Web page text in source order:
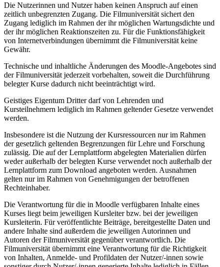
Die Nutzerinnen und Nutzer haben keinen Anspruch auf einen
zeitlich unbegrenzten Zugang. Die Filmuniversität sichert den
Zugang lediglich im Rahmen der ihr möglichen Wartungsdichte und
der ihr möglichen Reaktionszeiten zu. Für die Funktionsfähigkeit
von Internetverbindungen übernimmt die Filmuniversität keine
Gewähr.
Technische und inhaltliche Änderungen des Moodle-Angebotes sind
der Filmuniversität jederzeit vorbehalten, soweit die Durchführung
belegter Kurse dadurch nicht beeinträchtigt wird.
Geistiges Eigentum Dritter darf von Lehrenden und
Kursteilnehmern lediglich im Rahmen geltender Gesetze verwendet
werden.
Insbesondere ist die Nutzung der Kursressourcen nur im Rahmen
der gesetzlich geltenden Begrenzungen für Lehre und Forschung
zulässig. Die auf der Lernplattform abgelegten Materialien dürfen
weder außerhalb der belegten Kurse verwendet noch außerhalb der
Lernplattform zum Download angeboten werden. Ausnahmen
gelten nur im Rahmen von Genehmigungen der betroffenen
Rechteinhaber.
Die Verantwortung für die in Moodle verfügbaren Inhalte eines
Kurses liegt beim jeweiligen Kursleiter bzw. bei der jeweiligen
Kursleiterin. Für veröffentlichte Beiträge, bereitgestellte Daten und
andere Inhalte sind außerdem die jeweiligen Autorinnen und
Autoren der Filmuniversität gegenüber verantwortlich. Die
Filmuniversität übernimmt eine Verantwortung für die Richtigkeit
von Inhalten, Anmelde- und Profildaten der Nutzer/-innen sowie